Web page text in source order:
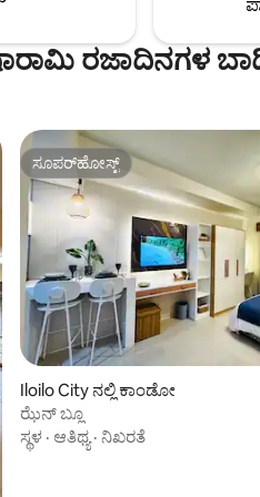
ರಜಾದಿನಗಳ
ಸೂಪರ್‌ಹೋಸ್ಟ್
ಸೂಪರ್‌ಹೋಸ್ಟ್
Iloilo City ನಲ್ಲಿ ಕಾಂಡೋ
ಝೆನ್ ಬ್ಲೂ
ಸ್ಥಳ · ಆತಿಥ್ಯ· ನಿಖರತೆ